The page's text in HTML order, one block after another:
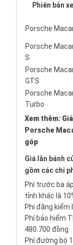
Phiên bản xe
Porsche
Porsche
S
Porsche
GTS
Porsche
Turbo
Xem thêm:
Porsche
góp
Giá lăn bánh
gồm các chi
Phí trước bạ
tỉnh khác là
Phí đăng kiểm
Phí bảo hiểm
480.700 đồng
Phí đường bộ